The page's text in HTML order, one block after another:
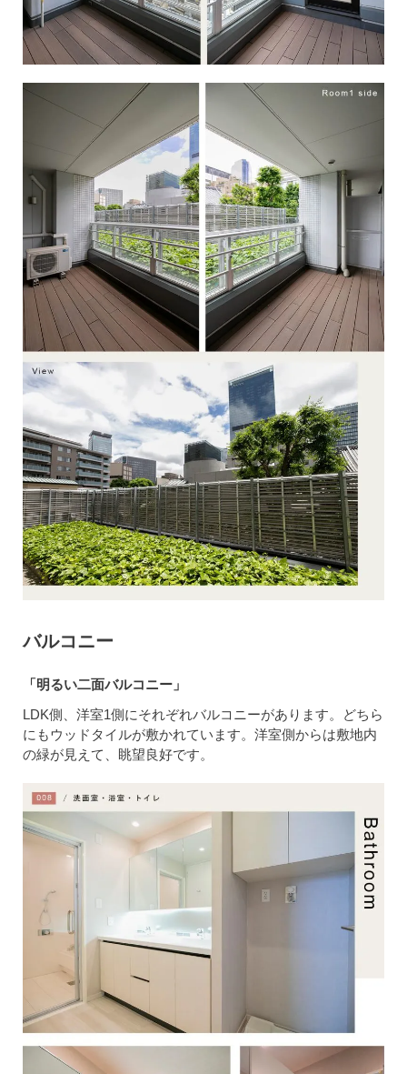
バルコニー
「明るい二面バルコニー」
LDK側、洋室1側にそれぞれバルコニーがあります。どちら
にもウッドタイルが敷かれています。洋室側からは敷地内
の緑が見えて、眺望良好です。